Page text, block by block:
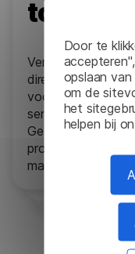
Door te
opslaan
om de
het
helpen bij
Verbeter de
directe interacties
voor het
sentimentanalyse
Gebruik
professionele,
maken die de